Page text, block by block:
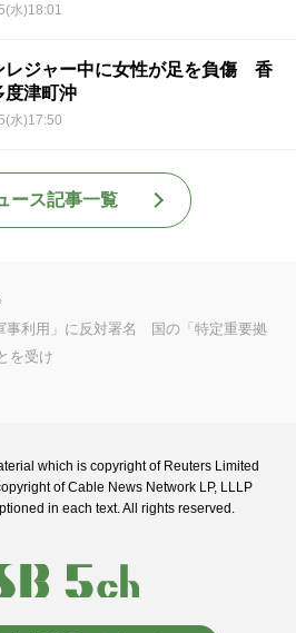
水)18:01
レジャー中に女性が足を負傷 香
度津町沖
水)17:50
ース記事一覧
事利用」に反対署名 国の「特定重要拠
を受け
which is copyright of Reuters Limited
of Cable News Network LP, LLLP
in each text. All rights reserved.